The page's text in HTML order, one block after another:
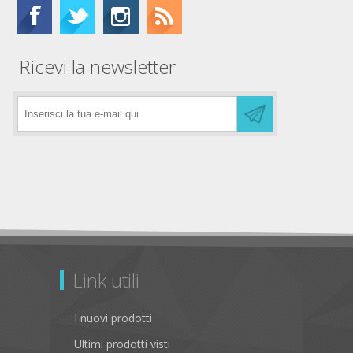
Ricevi la newsletter
Link utili
I nuovi prodotti
Ultimi prodotti visti